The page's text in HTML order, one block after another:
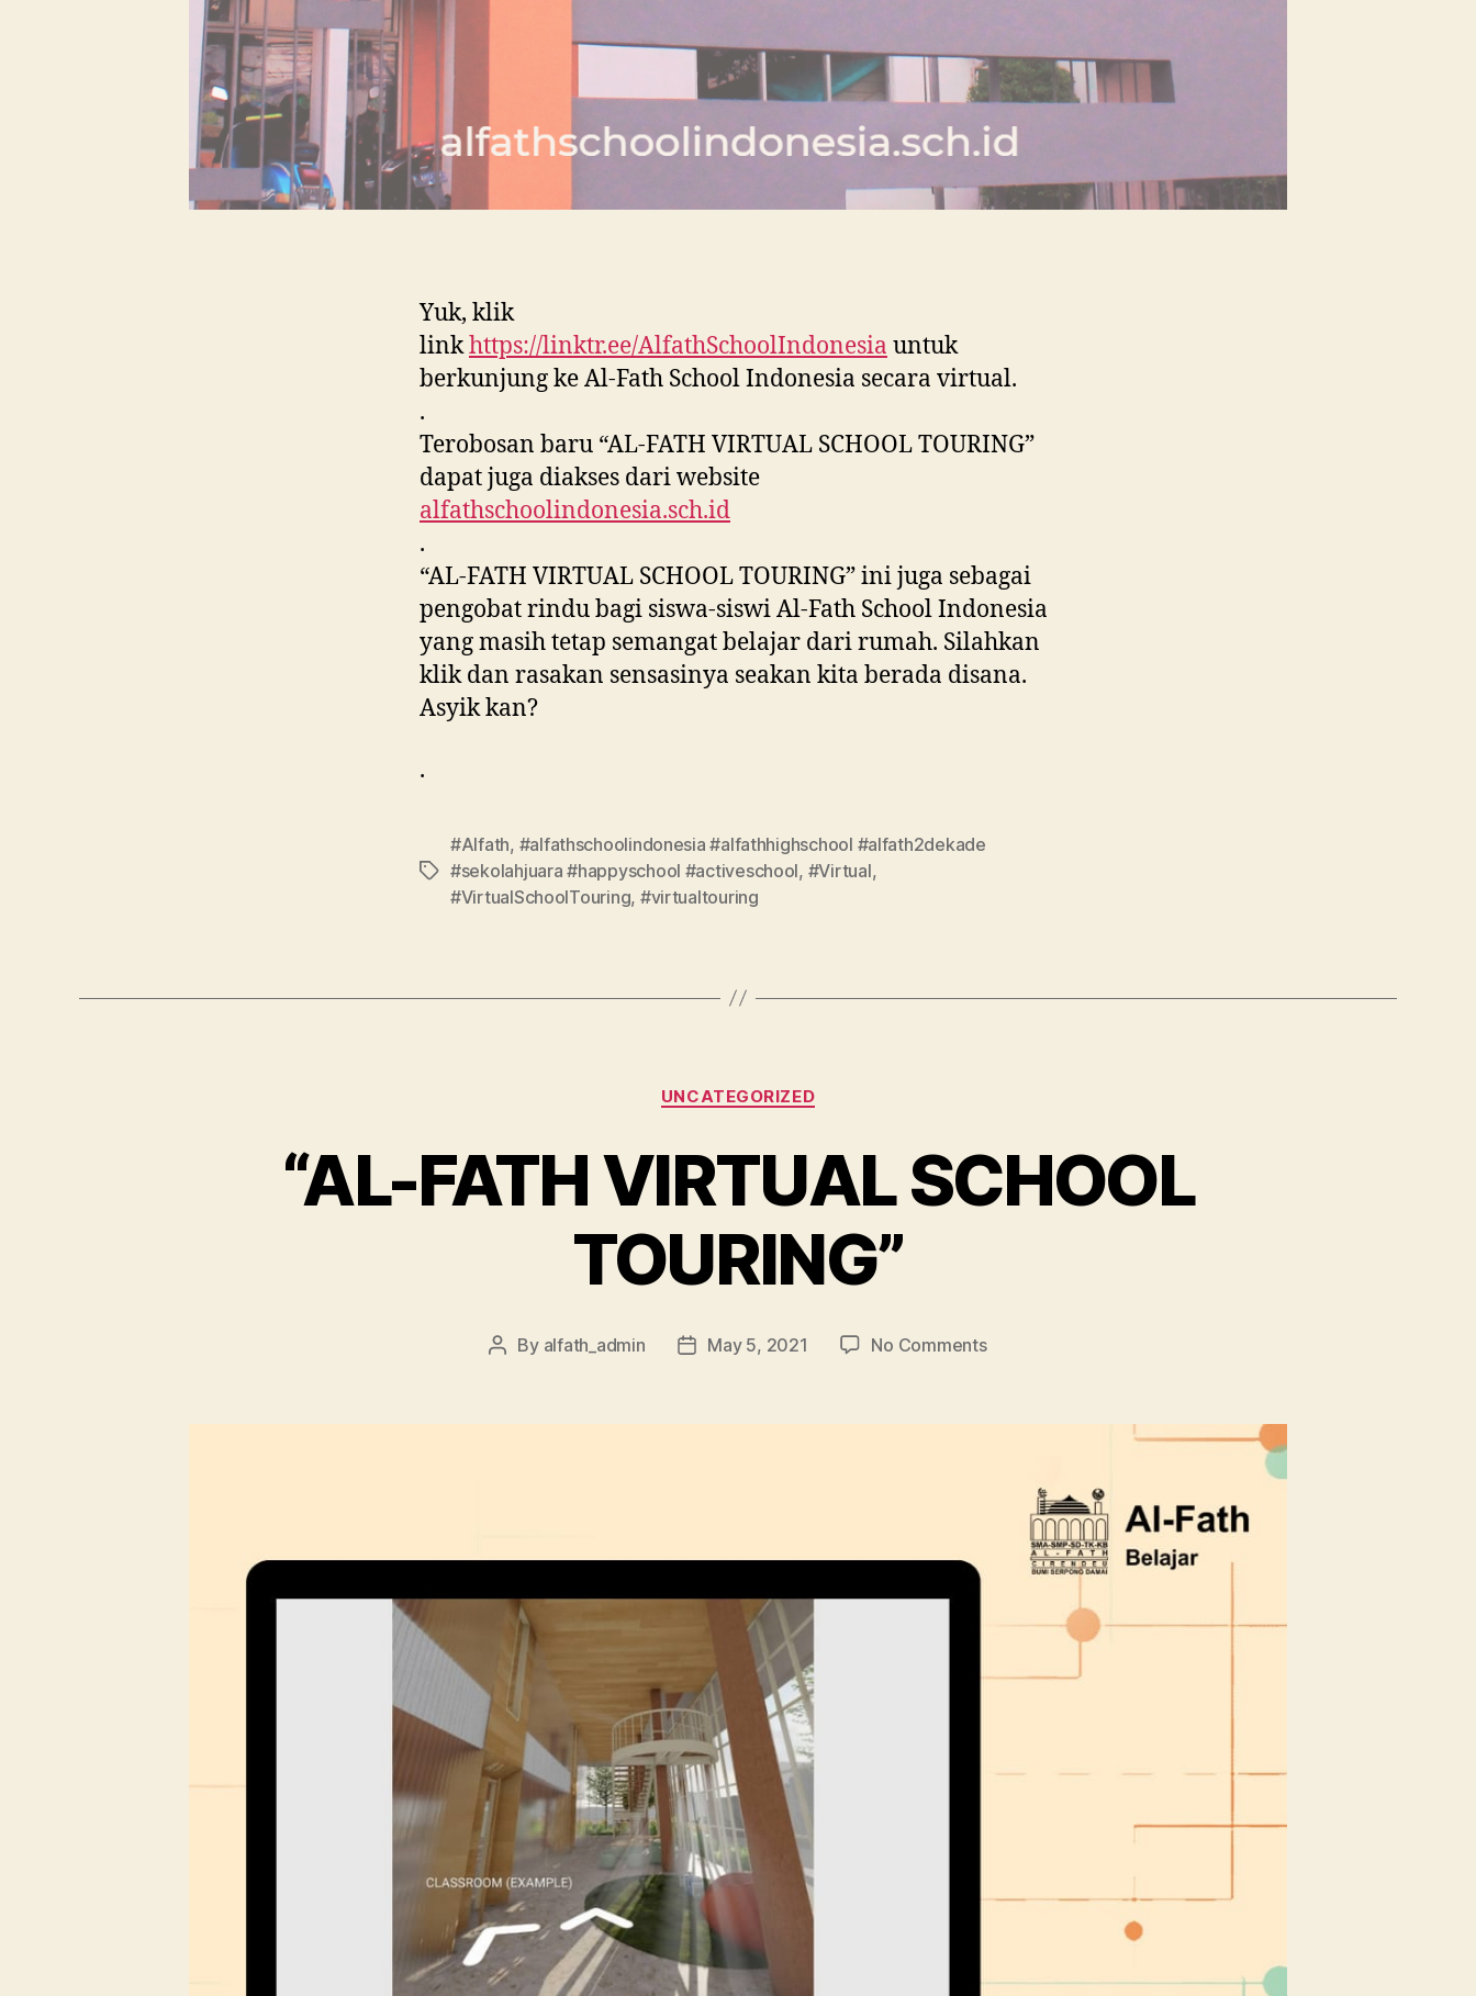
Yuk, klik
linkhttps://linktr.ee/AlfathSchoolIndonesia untuk
berkunjung ke Al-Fath School Indonesia secara virtual.
.
Terobosan baru “AL-FATH VIRTUAL SCHOOL TOURING”
dapat juga diakses dari website
alfathschoolindonesia.sch.id
.
“AL-FATH VIRTUAL SCHOOL TOURING” ini juga sebagai
pengobat rindu bagi siswa-siswi Al-Fath School Indonesia
yang masih tetap semangat belajar dari rumah. Silahkan
klik dan rasakan sensasinya seakan kita berada disana.
Asyik kan?
.
#Alfath, #alfathschoolindonesia #alfathhighschool #alfath2dekade
#sekolahjuara #happyschool #activeschool, #Virtual,
#VirtualSchoolTouring, #virtualtouring
UNCATEGORIZED
“AL-FATH VIRTUAL SCHOOL
TOURING”
By alfath_admin May 5, 2021 No Comments